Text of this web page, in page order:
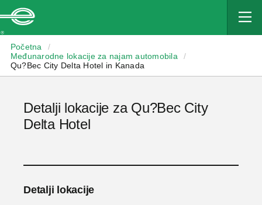
Početna
/
Međunarodne lokacije za najam automobila
/
Qu?Bec City Delta Hotel in Kanada
Detalji lokacije za Qu?Bec City
Delta Hotel
Detalji lokacije